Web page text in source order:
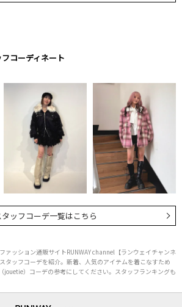
コーディネート
タッフコーデ一覧はこちら
ァッション通販サイトRUNWAY channel【ランウェイチャンネ
タッフコーデを紹介。新着、人気のアイテムを着こなすため
jouetie）コーデの参考にしてください。スタッフランキングも